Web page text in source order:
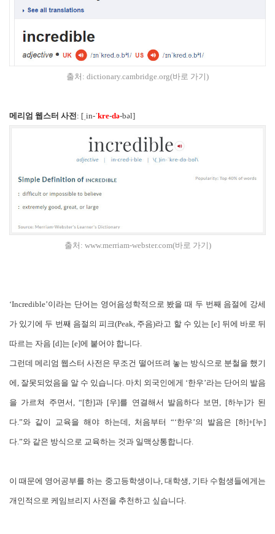
출처: dictionary.cambridge.org(바로 가기)
메리엄 웹스터 사전 : [ˌin-ˈkre-də-bəl]
출처: www.merriam-webster.com(바로 가기)
‘Incredible’이라는 단어는 영어음성학적으로 봤을 때 두 번째 음절에 강세
가 있기에 두 번째 음절의 피크(Peak, 주음)라고 할 수 있는 [e] 뒤에 바로 뒤
따르는 자음 [d]는 [e]에 붙어야 합니다.
그런데 메리엄 웹스터 사전은 무조건 떨어뜨려 놓는 방식으로 분철을 했기
에, 잘못되었음을 알 수 있습니다. 마치 외국인에게 ‘한우’라는 단어의 발음
을 가르쳐 주면서, “[한]과 [우]를 연결해서 발음하다 보면, [하누]가 된
다.”와 같이 교육을 해야 하는데, 처음부터 “‘한우’의 발음은 [하]+[누]
다.”와 같은 방식으로 교육하는 것과 일맥상통합니다.
이 때문에 영어공부를 하는 중고등학생이나, 대학생, 기타 수험생들에게는
개인적으로 케임브리지 사전을 추천하고 싶습니다.